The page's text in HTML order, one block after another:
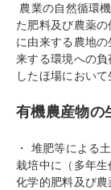
農業の自然循環
た肥料及び農薬
に由来する農地
来する環境への
したほ場において
有機農産物の
・ 堆肥等による
栽培中に（多年
化学的肥料及び農